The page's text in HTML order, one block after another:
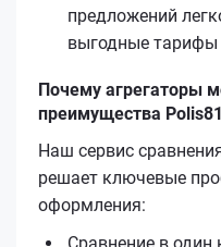
предложений
выгодные тарифы
Почему агрегаторы
преимущества
Наш сервис
решает ключевые
оформления: